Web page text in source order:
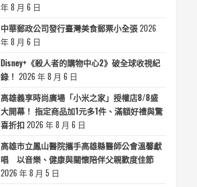
年 8 月 6 日
中華郵政公司發行臺灣美食郵票小全張 2026
年 8 月 6 日
Disney+《殺人者的購物中心2》破全球收視紀
錄！ 2026 年 8 月 6 日
高雄義享時尚廣場「小米之家」授權店8/8盛
大開幕！ 指定商品加1元多1件、滿額好禮與驚
喜折扣 2026 年 8 月 6 日
高雄市立鳳山醫院攜手高雄縣醫師公會溫馨獻
唱 以音樂、健康與關懷陪伴父親歡度佳節
2026 年 8 月 5 日